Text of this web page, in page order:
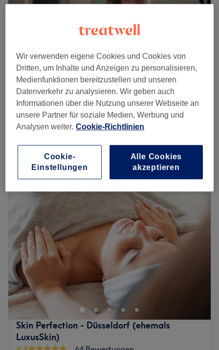
Beauty Institut Malina
5,0
20 Bewertungen
Friedrichstadt, Düsseldorf
Auf Karte anzeigen
Nebenzeiten
Gesichtsbehandlung -
Tiefenreinigung
ab 75,65 €
Spare bis zu 15%
Montag 10:30–18:00
Dienstag
10:30–18:00
Mittwoch
10:30–
Donnerstag
10:30– 18:00
Freitag
10:30 – 17:00
Samstag
11:00
15:00
Sonntag
Geschlossen
Willkommen im Beauty Institut Malina By Alina Masliuk –
deinem Kosmetikstudio im Herzen von Düsseldorf-
Friedrichstadt, wo Schönheit auf entspannende Pflege
trifft. Hier findest du eine Auswahl an professionellen
Gesichts- und Körperbehandlungen, Haarentfernung und
individuell abgestimmte Beauty-Services, die deine
natürliche Ausstrahlung in den Fokus stellen. In stilvoller,
Skin Perfection - Düsseldorf (ehemals
LuxusSkin)
Wir verwenden eigene Cookies und Cookies von
Dritten, um Inhalte und Anzeigen zu personalisieren,
Medienfunktionen bereitzustellen und unseren
Datenverkehr zu analysieren. Wir geben auch
Informationen über die Nutzung unserer Webseite an
unsere Partner für soziale Medien, Werbung und
Analysen weiter. Cookie-Richtlinien
Cookie-
Einstellungen
Alle Cookies
akzeptieren